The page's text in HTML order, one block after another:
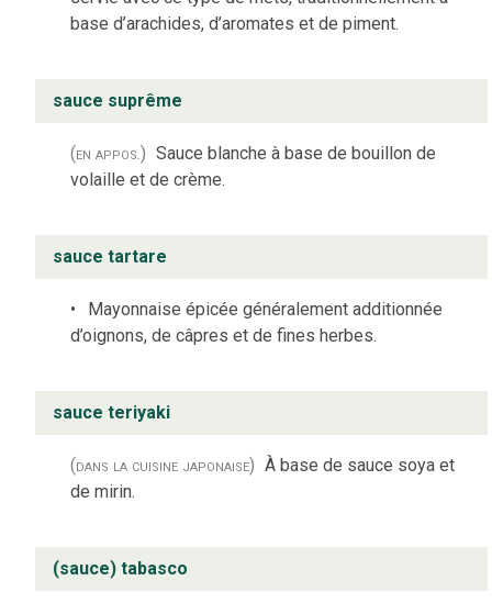
base d’arachides, d’aromates et de piment.
sauce suprême
(en appos.) Sauce blanche à base de bouillon de
volaille et de crème.
sauce tartare
Mayonnaise épicée généralement additionnée
d’oignons, de câpres et de fines herbes.
sauce teriyaki
(dans la cuisine japonaise) À base de sauce soya et
de mirin.
(sauce) tabasco